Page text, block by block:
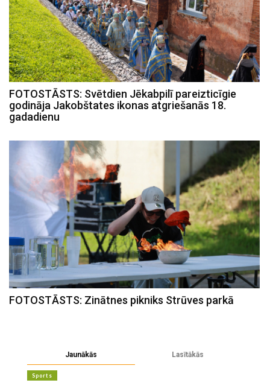
FOTOSTĀSTS: Svētdien Jēkabpilī pareizticīgie
godināja Jakobštates ikonas atgriešanās 18.
gadadienu
FOTOSTĀSTS: Zinātnes pikniks Strūves parkā
Jaunākās Lasītākās
Sports